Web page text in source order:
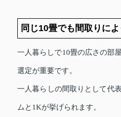
同じ10畳でも間取りに
一人暮らしで10畳の広さの部
選定が重要です。
一人暮らしの間取りとして代
ムと1Kが挙げられます。